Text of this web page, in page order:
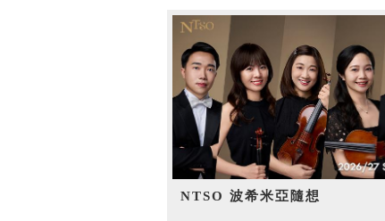
NTSO 波希米亞隨想